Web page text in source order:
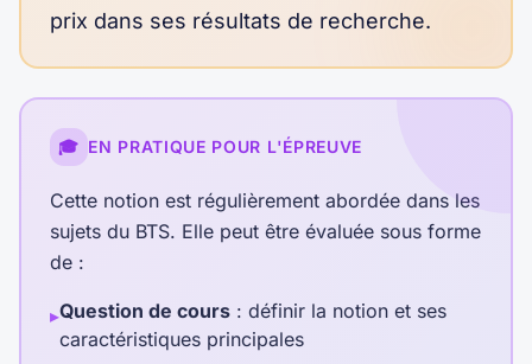
prix dans ses résultats de recherche.
🎓 EN PRATIQUE POUR L'ÉPREUVE
Cette notion est régulièrement abordée dans les
sujets du BTS. Elle peut être évaluée sous forme
de :
▸Question de cours : définir la notion et ses
caractéristiques principales